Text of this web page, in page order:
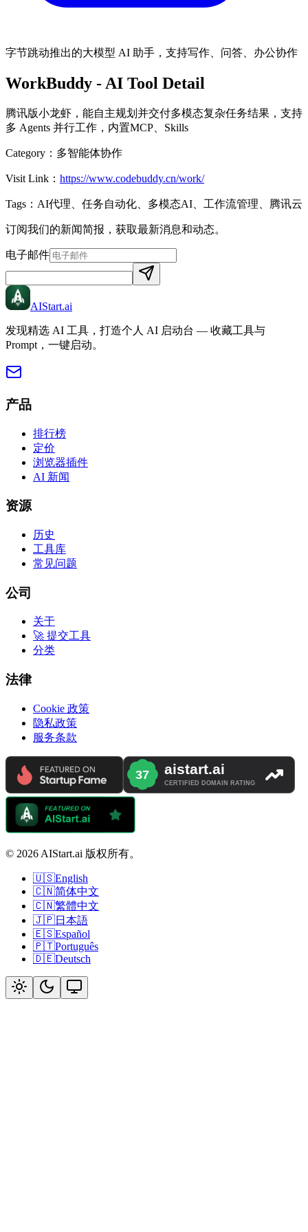
字节跳动推出的大模型 AI 助手，支持写作、问答、办公协作
WorkBuddy - AI Tool Detail
腾讯版小龙虾，能自主规划并交付多模态复杂任务结果，支持
多 Agents 并行工作，内置MCP、Skills
Category： 多智能体协作
Visit Link： https://www.codebuddy.cn/work/
Tags： AI代理、任务自动化、多模态AI、工作流管理、腾讯云
订阅我们的新闻简报，获取最新消息和动态。
电子邮件
AIStart.ai
发现精选 AI 工具，打造个人 AI 启动台 — 收藏工具与
Prompt，一键启动。
产品
排行榜
定价
浏览器插件
AI 新闻
资源
历史
工具库
常见问题
公司
关于
🚀 提交工具
分类
法律
Cookie 政策
隐私政策
服务条款
© 2026 AIStart.ai 版权所有。
🇺🇸English
🇨🇳简体中文
🇨🇳繁體中文
🇯🇵日本語
🇪🇸Español
🇵🇹Português
🇩🇪Deutsch